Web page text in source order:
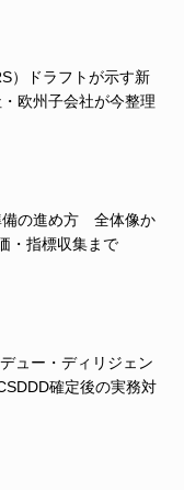
）ドラフトが示す新
欧州子会社が今整理
備の進め方 全体像か
・指標収集まで
ュー・ディリジェン
確定後の実務対